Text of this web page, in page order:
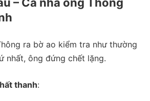
ra bờ ao kiểm tra như thường
nhất, ông đứng chết lặng.
thanh: